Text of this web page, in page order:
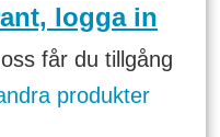
logga in
får du tillgång
produkter